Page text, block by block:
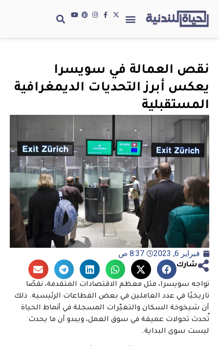
نقص العمالة في سويسرا
يعكس أبرز التحديات الديمغرافية
المستقبلية
فبراير 6, 2023 8:37 ص
شارك
تواجه سويسرا، مثل معظم الاقتصادات المتقدمة، نقصًا
تاريخيًا في عدد العاملين في بعض القطاعات الرئيسية. ذلك
أن شيخوخة السكان والتغيّرات المسجلة في أنماط الحياة
تُحدث تحولات عميقة في سوق العمل، ويبدو أن ما يحدث
ليست سوى البداية.